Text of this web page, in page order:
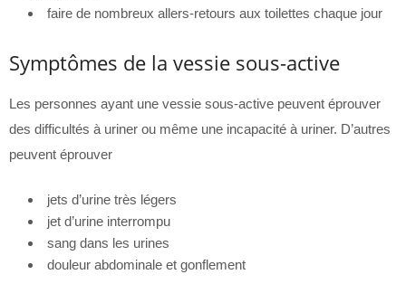
faire de nombreux allers-retours aux toilettes chaque jour
Symptômes de la vessie sous-active
Les personnes ayant une vessie sous-active peuvent éprouver
des difficultés à uriner ou même une incapacité à uriner. D’autres
peuvent éprouver
jets d’urine très légers
jet d’urine interrompu
sang dans les urines
douleur abdominale et gonflement